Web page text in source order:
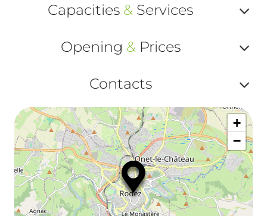
ou
Capacities & Services
ou
Opening & Prices
ou
et
Contacts
ou
+
−